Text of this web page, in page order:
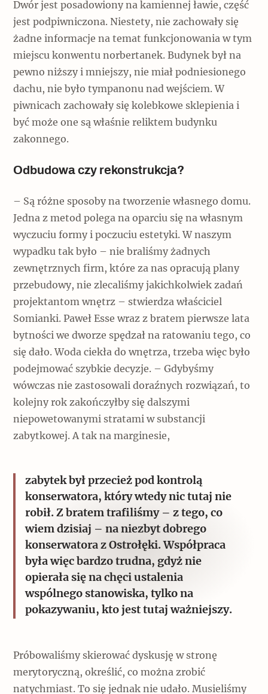
Dwór jest posadowiony na kamiennej ławie, część
jest podpiwniczona. Niestety, nie zachowały się
żadne informacje na temat funkcjonowania w tym
miejscu konwentu norbertanek. Budynek był na
pewno niższy i mniejszy, nie miał podniesionego
dachu, nie było tympanonu nad wejściem. W
piwnicach zachowały się kolebkowe sklepienia i
być może one są właśnie reliktem budynku
zakonnego.
Odbudowa czy rekonstrukcja?
– Są różne sposoby na tworzenie własnego domu.
Jedna z metod polega na oparciu się na własnym
wyczuciu formy i poczuciu estetyki. W naszym
wypadku tak było – nie braliśmy żadnych
zewnętrznych firm, które za nas opracują plany
przebudowy, nie zlecaliśmy jakichkolwiek zadań
projektantom wnętrz – stwierdza właściciel
Somianki. Paweł Esse wraz z bratem pierwsze lata
bytności we dworze spędzał na ratowaniu tego, co
się dało. Woda ciekła do wnętrza, trzeba więc było
podejmować szybkie decyzje. – Gdybyśmy
wówczas nie zastosowali doraźnych rozwiązań, to
kolejny rok zakończyłby się dalszymi
niepowetowanymi stratami w substancji
zabytkowej. A tak na marginesie,
zabytek był przecież pod kontrolą
konserwatora, który wtedy nic tutaj nie
robił. Z bratem trafiliśmy – z tego, co
wiem dzisiaj – na niezbyt dobrego
konserwatora z Ostrołęki. Współpraca
była więc bardzo trudna, gdyż nie
opierała się na chęci ustalenia
wspólnego stanowiska, tylko na
pokazywaniu, kto jest tutaj ważniejszy.
Próbowaliśmy skierować dyskusję w stronę
merytoryczną, określić, co można zrobić
natychmiast. To się jednak nie udało. Musieliśmy